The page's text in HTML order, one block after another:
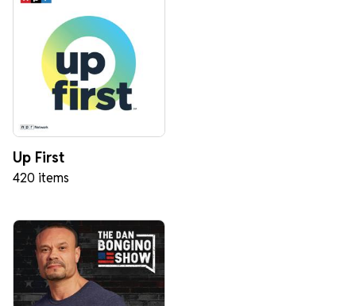
Up First
420 items